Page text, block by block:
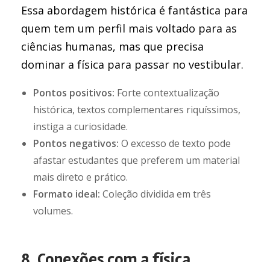
Essa abordagem histórica é fantástica para
quem tem um perfil mais voltado para as
ciências humanas, mas que precisa
dominar a física para passar no vestibular.
Pontos positivos: Forte contextualização
histórica, textos complementares riquíssimos,
instiga a curiosidade.
Pontos negativos: O excesso de texto pode
afastar estudantes que preferem um material
mais direto e prático.
Formato ideal: Coleção dividida em três
volumes.